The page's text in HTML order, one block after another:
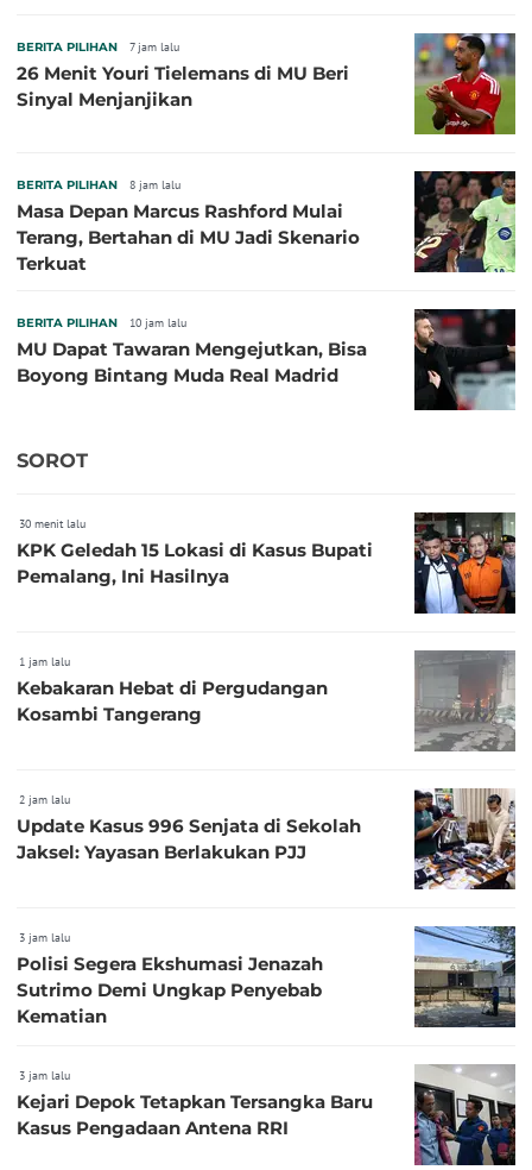
BERITA PILIHAN 7 jam lalu
26 Menit Youri Tielemans di MU Beri
Sinyal Menjanjikan
BERITA PILIHAN 8 jam lalu
Masa Depan Marcus Rashford Mulai
Terang, Bertahan di MU Jadi Skenario
Terkuat
BERITA PILIHAN 10 jam lalu
MU Dapat Tawaran Mengejutkan, Bisa
Boyong Bintang Muda Real Madrid
SOROT
30 menit lalu
KPK Geledah 15 Lokasi di Kasus Bupati
Pemalang, Ini Hasilnya
1 jam lalu
Kebakaran Hebat di Pergudangan
Kosambi Tangerang
2 jam lalu
Update Kasus 996 Senjata di Sekolah
Jaksel: Yayasan Berlakukan PJJ
3 jam lalu
Polisi Segera Ekshumasi Jenazah
Sutrimo Demi Ungkap Penyebab
Kematian
3 jam lalu
Kejari Depok Tetapkan Tersangka Baru
Kasus Pengadaan Antena RRI